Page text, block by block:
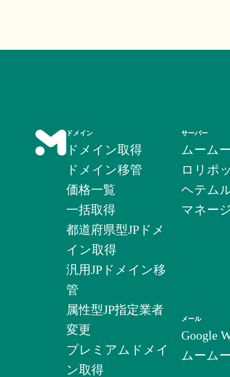
ドメイン
ドメイン取得
ドメイン移管
価格一覧
一括取得
都道府県型JPドメ
イン取得
汎用JPドメイン移
管
属性型JP指定業者
変更
プレミアムドメイ
ン取得
サーバー
ムーム
ロリポ
ヘテム
マネー
メール
Google
ムーム